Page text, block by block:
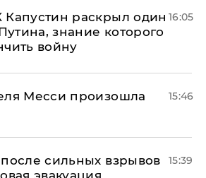
раскрыл один
знание которого
войну
16:05
Месси произошла
15:46
сильных взрывов
эвакуация
15:39